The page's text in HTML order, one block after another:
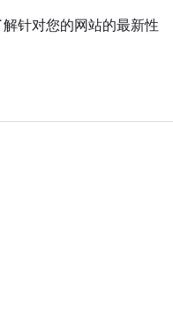
针对您的网站的最新性